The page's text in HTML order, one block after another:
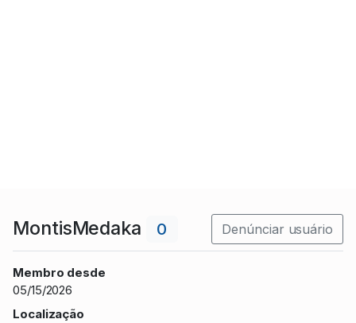
MontisMedaka 0 Denúnciar usuário
Membro desde
05/15/2026
Localização